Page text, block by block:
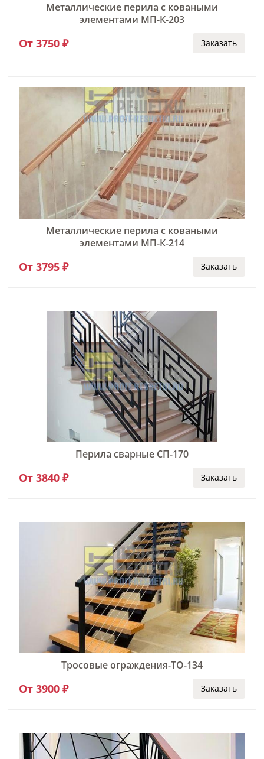
Металлические перила с коваными
элементами МП-К-203
От 3750 ₽ Заказать
Металлические перила с коваными
элементами МП-К-214
От 3795 ₽ Заказать
Перила сварные СП-170
От 3840 ₽ Заказать
Тросовые ограждения-ТО-134
От 3900 ₽ Заказать